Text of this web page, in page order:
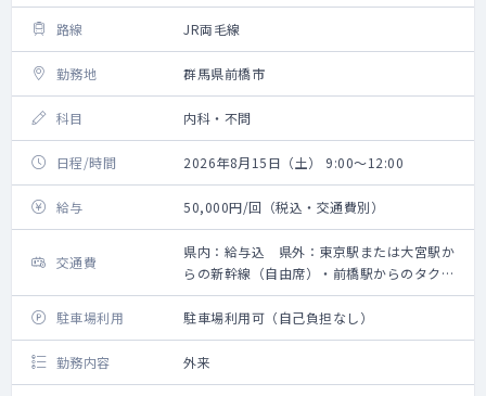
路線 JR両毛線
勤務地 群馬県前橋市
科目 内科・不問
日程/時間 2026年8月15日（土） 9:00～12:00
給与 50,000円/回（税込・交通費別）
交通費
県内：給与込 県外：東京駅または大宮駅か
らの新幹線（自由席）・前橋駅からのタクシ
ー代の支給あり【要領収書】、その他の地域
は応相談
駐車場利用 駐車場利用可（自己負担なし）
勤務内容 外来